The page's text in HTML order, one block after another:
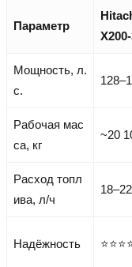
Параметр
Мощность, л.
с.
Рабочая мас
са, кг
~20
Расход топл
ива, л/ч
18–22
Надёжность